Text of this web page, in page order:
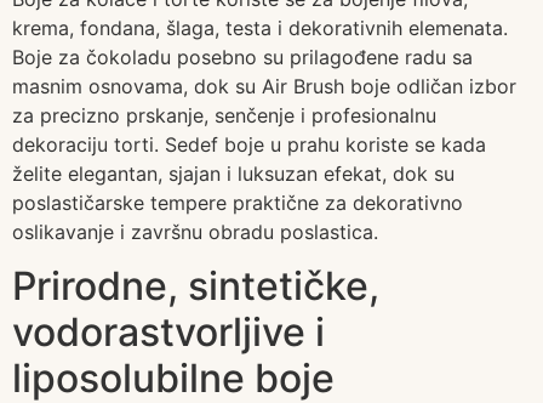
krema, fondana, šlaga, testa i dekorativnih elemenata.
Boje za čokoladu posebno su prilagođene radu sa
masnim osnovama, dok su Air Brush boje odličan izbor
za precizno prskanje, senčenje i profesionalnu
dekoraciju torti. Sedef boje u prahu koriste se kada
želite elegantan, sjajan i luksuzan efekat, dok su
poslastičarske tempere praktične za dekorativno
oslikavanje i završnu obradu poslastica.
Prirodne, sintetičke,
vodorastvorljive i
liposolubilne boje